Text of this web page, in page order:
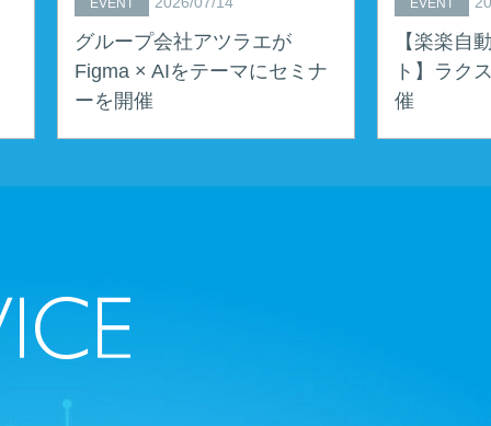
EVENT
グループ会社アツラエが
Figma × AIをテーマにセミナ
ーを開催
EVENT
【楽楽自
ト】ラク
催